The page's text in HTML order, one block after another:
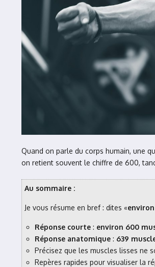
Quand on parle du corps humain, une
on retient souvent le chiffre de 600,
Au sommaire :
Je vous résume en bref : dites «
Réponse courte : environ 600
Réponse anatomique : 639
Précisez que les muscles lisses ne
Repères rapides pour visualiser la